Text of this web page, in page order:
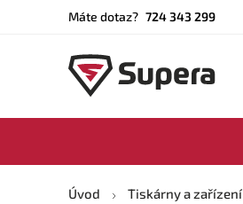
Máte dotaz? 724 343 299
Úvod Tiskárny a zařízení